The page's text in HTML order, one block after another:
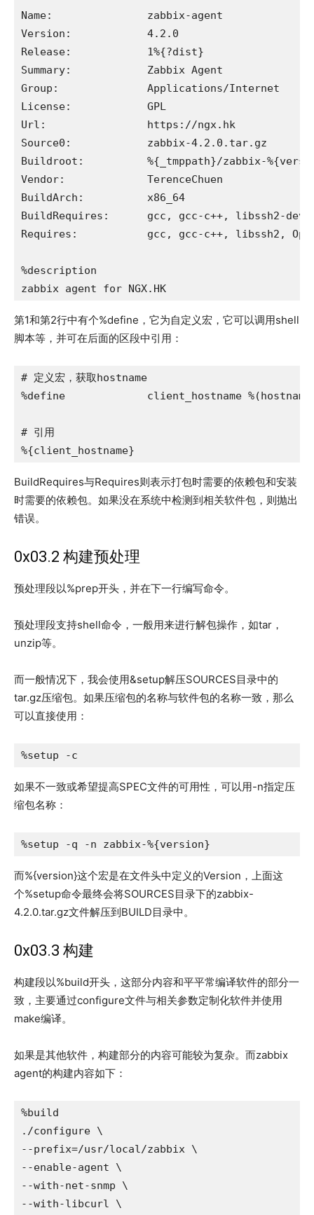
Name:               zabbix-agent
Version:            4.2.0
Release:            1%{?dist}
Summary:            Zabbix Agent
Group:              Applications/Internet
License:            GPL
Url:                https://ngx.hk
Source0:            zabbix-4.2.0.tar.gz
Buildroot:          %{_tmppath}/zabbix-
Vendor:             TerenceChuen
BuildArch:          x86_64
BuildRequires:      gcc, gcc-c++, libssh2-
Requires:           gcc, gcc-c++, libssh2,
%description
zabbix agent for NGX.HK
第1和第2行中有个%define，它为自定义宏，它可以调用shell
脚本等，并可在后面的区段中引用：
# 定义宏，获取hostname
%define             client_hostname
# 引用
%{client_hostname}
BuildRequires与Requires则表示打包时需要的依赖包和安装
时需要的依赖包。如果没在系统中检测到相关软件包，则抛出
错误。
0x03.2 构建预处理
预处理段以%prep开头，并在下一行编写命令。
预处理段支持shell命令，一般用来进行解包操作，如tar，
unzip等。
而一般情况下，我会使用&setup解压SOURCES目录中的
tar.gz压缩包。如果压缩包的名称与软件包的名称一致，那么
可以直接使用：
%setup -c
如果不一致或希望提高SPEC文件的可用性，可以用-n指定压
缩包名称：
%setup -q -n zabbix-%{version}
而%{version}这个宏是在文件头中定义的Version，上面这
个%setup命令最终会将SOURCES目录下的zabbix-
4.2.0.tar.gz文件解压到BUILD目录中。
0x03.3 构建
构建段以%build开头，这部分内容和平平常编译软件的部分一
致，主要通过configure文件与相关参数定制化软件并使用
make编译。
如果是其他软件，构建部分的内容可能较为复杂。而zabbix
agent的构建内容如下：
%build
./configure \
--prefix=/usr/local/zabbix \
--enable-agent \
--with-net-snmp \
--with-libcurl \